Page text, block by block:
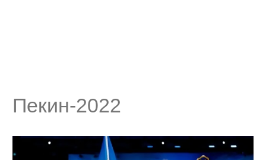
Пекин-2022